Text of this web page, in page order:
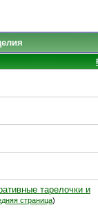
тарелочки и
страница)